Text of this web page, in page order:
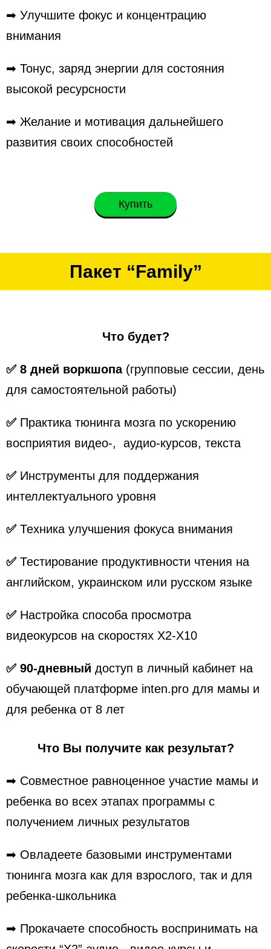
➡ Улучшите фокус и концентрацию
внимания
➡ Тонус, заряд энергии для состояния
высокой ресурсности
➡ Желание и мотивация дальнейшего
развития своих способностей
Купить
Пакет “Family”
Что будет?
✅ 8 дней воркшопа(групповые сессии, день
для самостоятельной работы)
✅ Практика тюнинга мозга по ускорению
восприятия видео-, аудио-курсов, текста
✅ Инструменты для поддержания
интеллектуального уровня
✅ Техника улучшения фокуса внимания
✅ Тестирование продуктивности чтения на
английском, украинском или русском языке
✅ Настройка способа просмотра
видеокурсов на скоростях Х2-Х10
✅ 90-дневный доступ в личный кабинет на
обучающей платформе inten.pro для мамы и
для ребенка от 8 лет
Что Вы получите как результат?
➡ Совместное равноценное участие мамы и
ребенка во всех этапах программы с
получением личных результатов
➡ Овладеете базовыми инструментами
тюнинга мозга как для взрослого, так и для
ребенка-школьника
➡ Прокачаете способность воспринимать на